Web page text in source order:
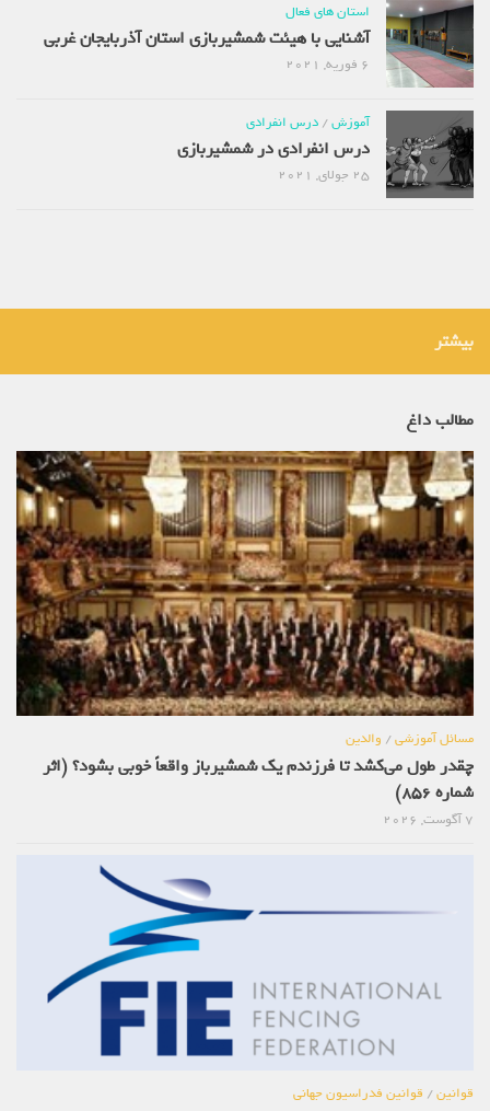
استان های فعال
آشنایی با هیئت شمشیربازی استان آذربایجان غربی
آموزش/درس انفرادی
درس انفرادی در شمشیربازی
بیشتر
مطالب داغ
مسائل آموزشی/والدین
چقدر طول می‌کشد تا فرزندم یک شمشیرباز واقعاً خوبی بشود؟ (اثر
شماره 856)
قوانین/قوانین فدراسیون جهانی